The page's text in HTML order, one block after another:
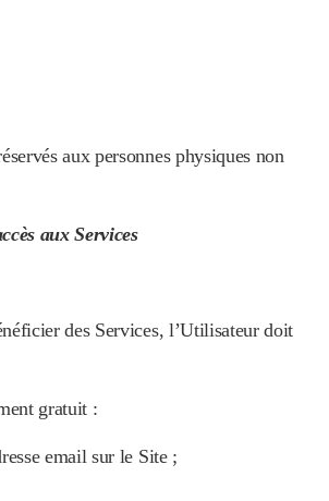
aux personnes physiques non
aux Services
des Services, l’Utilisateur doit
gratuit :
email sur le Site ;